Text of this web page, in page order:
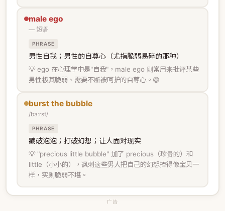
male ego
— 短语
PHRASE
男性自我；男性的自尊心（尤指脆弱易碎的那种）
💡 ego 在心理学中是"自我"，male ego 则常用来批评某些
男性极其脆弱、需要不断被呵护的自尊心。😄
burst the bubble
/bɜːrst/
PHRASE
戳破泡泡；打破幻想；让人面对现实
💡 "precious little bubble" 加了 precious（珍贵的）和
little（小小的），讽刺这些男人把自己的幻想捧得像宝贝一
样，实则脆弱不堪。
广告